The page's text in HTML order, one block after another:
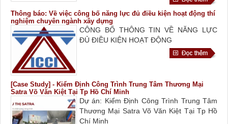
Thông báo: Về việc công bố năng lực đủ điều kiện hoạt động thí
nghiệm chuyên ngành xây dựng
CÔNG BỐ THÔNG TIN VỀ NĂNG LỰC
ĐỦ ĐIỀU KIỆN HOẠT ĐỘNG
[Case Study] - Kiểm Định Công Trình Trung Tâm Thương Mại
Satra Võ Văn Kiệt Tại Tp Hồ Chí Minh
Dự án: Kiểm Định Công Trình Trung Tâm
Thương Mại Satra Võ Văn Kiệt Tại Tp Hồ
Chí Minh